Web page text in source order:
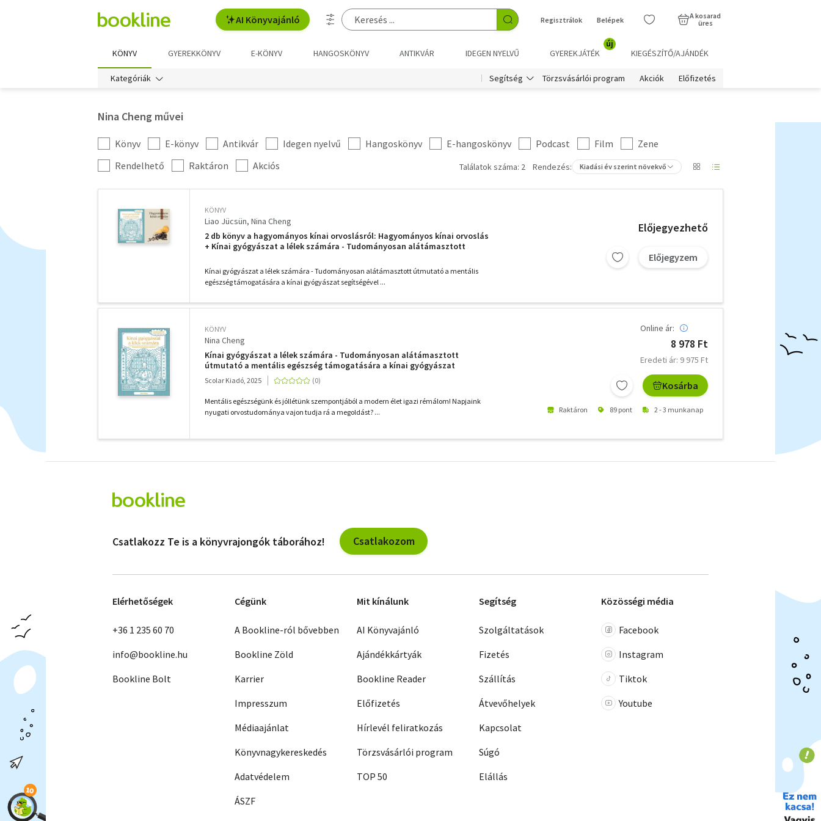
AI Könyvajánló Regisztrálok Belépek
A kosarad
üres
KÖNYV GYEREKKÖNYV E-KÖNYV HANGOSKÖNYV ANTIKVÁR IDEGEN NYELVŰ GYEREKJÁTÉK
új
KIEGÉSZÍTŐ/AJÁNDÉK
Kategóriák Segítség Törzsvásárlói program Akciók Előfizetés
Nina Cheng művei
Kategória
szűrés
Könyv E-könyv Antikvár Idegen nyelvű Hangoskönyv E-hangoskönyv Podcast Film
Zene
További
szűrők
Rendelhető Raktáron Akciós Találatok száma: 2 Rendezés: Kiadási év szerint növekvő
KÖNYV
Liao Jücsün Nina Cheng
2 db könyv a hagyományos kínai orvoslásról: Hagyományos kínai orvoslás
+ Kínai gyógyászat a lélek számára - Tudományosan alátámasztott
segítségével
Kínai gyógyászat a lélek számára - Tudományosan alátámasztott útmutató a mentális
egészség támogatására a kínai gyógyászat segítségével ...
Előjegyezhető
Előjegyzem
KÖNYV
Nina Cheng
Kínai gyógyászat a lélek számára - Tudományosan alátámasztott
útmutató a mentális egészség támogatására a kínai gyógyászat
segítségével
Scolar Kiadó, 2025
Mentális egészségünk és jóllétünk szempontjából a modern élet igazi rémálom! Napjaink
nyugati orvostudománya vajon tudja rá a megoldást? ...
Online ár:
8 978 Ft
Eredeti ár: 9 975 Ft
Kosárba
Raktáron 89 pont 2 - 3 munkanap
szűrők
Csatlakozz Te is a könyvrajongók táborához! Csatlakozom
Elérhetőségek
+36 1 235 60 70
info@bookline.hu
Bookline Bolt
Cégünk
A Bookline-ról bővebben
Bookline Zöld
Karrier
Impresszum
Médiaajánlat
Könyvnagykereskedés
Adatvédelem
ÁSZF
Mit kínálunk
AI Könyvajánló
Ajándékkártyák
Bookline Reader
Előfizetés
Hírlevél feliratkozás
Törzsvásárlói program
TOP 50
Segítség
Szolgáltatások
Fizetés
Szállítás
Átvevőhelyek
Kapcsolat
Súgó
Elállás
Közösségi média
Facebook
Instagram
Tiktok
Youtube